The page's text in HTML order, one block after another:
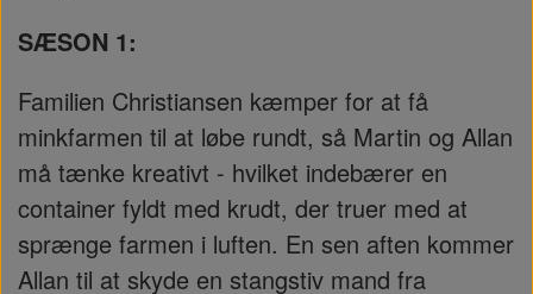
SÆSON 1:
Familien Christiansen kæmper for at få
minkfarmen til at løbe rundt, så Martin og Allan
må tænke kreativt - hvilket indebærer en
container fyldt med krudt, der truer med at
sprænge farmen i luften. En sen aften kommer
Allan til at skyde en stangstiv mand fra